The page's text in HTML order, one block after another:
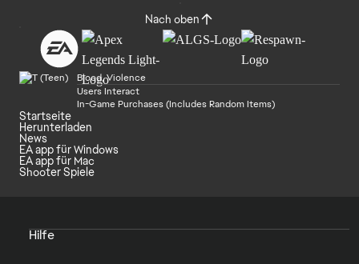
Nach oben
Blood, Violence
Users Interact
In-Game Purchases (Includes Random Items)
Startseite
Herunterladen
News
EA app für Windows
EA app für Mac
Shooter Spiele
Hilfe